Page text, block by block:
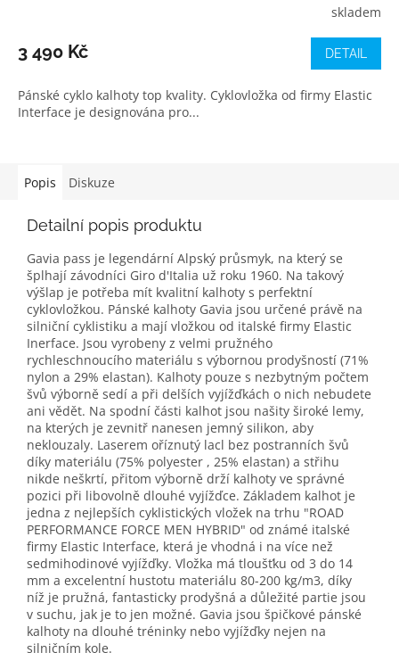
skladem
3 490 Kč DETAIL
Pánské cyklo kalhoty top kvality. Cyklovložka od firmy Elastic
Interface je designována pro...
Popis Diskuze
Detailní popis produktu
Gavia pass je legendární Alpský průsmyk, na který se
šplhají závodníci Giro d'Italia už roku 1960. Na takový
výšlap je potřeba mít kvalitní kalhoty s perfektní
cyklovložkou. Pánské kalhoty Gavia jsou určené právě na
silniční cyklistiku a mají vložkou od italské firmy Elastic
Inerface. Jsou vyrobeny z velmi pružného
rychleschnoucího materiálu s výbornou prodyšností (71%
nylon a 29% elastan). Kalhoty pouze s nezbytným počtem
švů výborně sedí a při delších vyjížďkách o nich nebudete
ani vědět. Na spodní části kalhot jsou našity široké lemy,
na kterých je zevnitř nanesen jemný silikon, aby
neklouzaly. Laserem oříznutý lacl bez postranních švů
díky materiálu (75% polyester , 25% elastan) a střihu
nikde neškrtí, přitom výborně drží kalhoty ve správné
pozici při libovolně dlouhé vyjížďce. Základem kalhot je
jedna z nejlepších cyklistických vložek na trhu "ROAD
PERFORMANCE FORCE MEN HYBRID" od známé italské
firmy Elastic Interface, která je vhodná i na více než
sedmihodinové vyjížďky. Vložka má tloušťku od 3 do 14
mm a excelentní hustotu materiálu 80-200 kg/m3, díky
níž je pružná, fantasticky prodyšná a důležité partie jsou
v suchu, jak je to jen možné. Gavia jsou špičkové pánské
kalhoty na dlouhé tréninky nebo vyjížďky nejen na
silničním kole.